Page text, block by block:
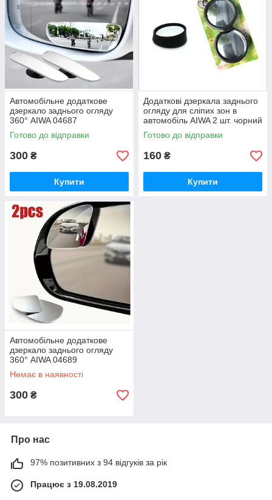
Автомобільне додаткове
дзеркало заднього огляду
360° AIWA 04687
Готово до відправки
300 ₴
Купити
Додаткові дзеркала заднього
огляду для сліпих зон в
автомобіль AIWA 2 шт. чорний
02202
Готово до відправки
160 ₴
Купити
Автомобільне додаткове
дзеркало заднього огляду
360° AIWA 04689
Немає в наявності
300 ₴
Про нас
97% позитивних з 94 відгуків за рік
Працює з 19.08.2019